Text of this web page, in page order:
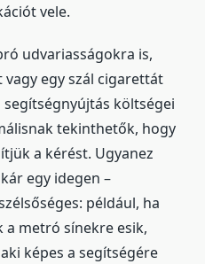
vele.
udvariasságokra is,
egy szál cigarettát
költségei
tekinthetők, hogy
a kérést. Ugyanez
egy idegen –
például, ha
a metró sínekre esik,
képes a segítségére